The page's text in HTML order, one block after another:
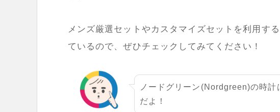
メンズ厳選セットやカスタマイズセットを利用する
ているので、ぜひチェックしてみてください！
ノードグリーン(Nordgreen)の時
だよ！